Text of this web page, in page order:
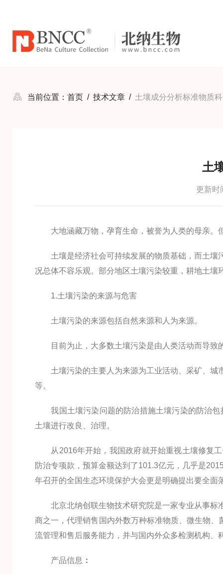
当前位置： 首页 / 技术文章 / 土壤成分分析标准物质
土
更新时
大地涵藏万物，孕育生命，被誉为人类的母亲
土壤是经济社会可持续发展的物质基础，而土壤
况总体不容乐观。部分地区土壤污染较重，耕地土
1.土壤污染的来源与危害
土壤污染的来源包括自然来源和人为来源。
目前为止，大多数土壤污染是由人类活动而导致
土壤污染的主要人为来源为工业活动、采矿、城
等。
我国土壤污染问题的防治措施土壤污染的防治包
土壤进行改良、治理。
从2016年开始，我国政府就开始重视土壤修复工
防治专项款，预算金额达到了101.3亿元，几乎是
年召开的全国生态环境保护大会更是明确提出要全面
北京北纳创联生物技术研究院是一家专业从事标
商之一，代理销售国内外数万种标准物质、微生物
流管理和售后服务能力，并与国内外众多检测机构
产品信息 ：